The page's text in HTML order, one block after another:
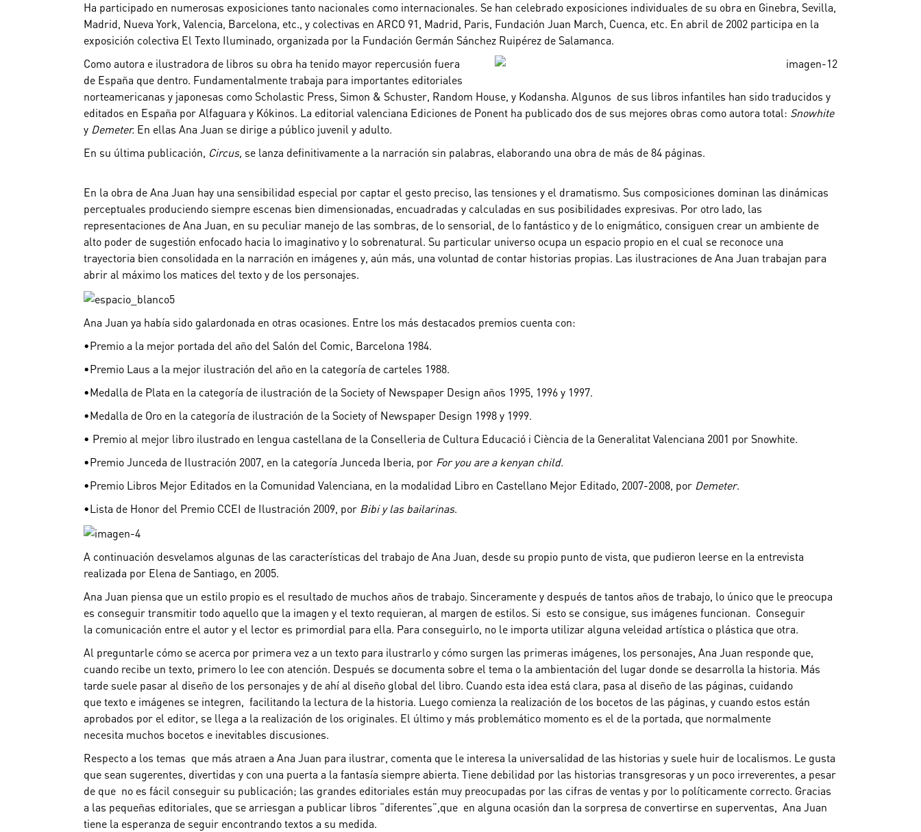
Ha participado en numerosas exposiciones tanto nacionales como internacionales. Se han celebrado exposiciones individuales de su obra en Ginebra, Sevilla,
Madrid, Nueva York, Valencia, Barcelona, etc., y colectivas en ARCO 91, Madrid, Paris, Fundación Juan March, Cuenca, etc. En abril de 2002 participa en la
exposición colectiva El Texto Iluminado, organizada por la Fundación Germán Sánchez Ruipérez de Salamanca.
Como autora e ilustradora de libros su obra ha tenido mayor repercusión fuera
de España que dentro. Fundamentalmente trabaja para importantes editoriales
norteamericanas y japonesas como Scholastic Press, Simon & Schuster, Random House, y Kodansha. Algunos de sus libros infantiles han sido traducidos y
editados en España por Alfaguara y Kókinos. La editorial valenciana Ediciones de Ponent ha publicado dos de sus mejores obras como autora total: Snowhite
y Demeter. En ellas Ana Juan se dirige a público juvenil y adulto.
En su última publicación, Circus, se lanza definitivamente a la narración sin palabras, elaborando una obra de más de 84 páginas.
En la obra de Ana Juan hay una sensibilidad especial por captar el gesto preciso, las tensiones y el dramatismo. Sus composiciones dominan las dinámicas
perceptuales produciendo siempre escenas bien dimensionadas, encuadradas y calculadas en sus posibilidades expresivas. Por otro lado, las
representaciones de Ana Juan, en su peculiar manejo de las sombras, de lo sensorial, de lo fantástico y de lo enigmático, consiguen crear un ambiente de
alto poder de sugestión enfocado hacia lo imaginativo y lo sobrenatural. Su particular universo ocupa un espacio propio en el cual se reconoce una
trayectoria bien consolidada en la narración en imágenes y, aún más, una voluntad de contar historias propias. Las ilustraciones de Ana Juan trabajan para
abrir al máximo los matices del texto y de los personajes.
Ana Juan ya había sido galardonada en otras ocasiones. Entre los más destacados premios cuenta con:
•Premio a la mejor portada del año del Salón del Comic, Barcelona 1984.
•Premio Laus a la mejor ilustración del año en la categoría de carteles 1988.
•Medalla de Plata en la categoría de ilustración de la Society of Newspaper Design años 1995, 1996 y 1997.
•Medalla de Oro en la categoría de ilustración de la Society of Newspaper Design 1998 y 1999.
• Premio al mejor libro ilustrado en lengua castellana de la Conselleria de Cultura Educació i Ciència de la Generalitat Valenciana 2001 por Snowhite.
•Premio Junceda de Ilustración 2007, en la categoría Junceda Iberia, por For you are a kenyan child.
•Premio Libros Mejor Editados en la Comunidad Valenciana, en la modalidad Libro en Castellano Mejor Editado, 2007-2008, por Demeter.
•Lista de Honor del Premio CCEI de Ilustración 2009, por Bibi y las bailarinas.
A continuación desvelamos algunas de las características del trabajo de Ana Juan, desde su propio punto de vista, que pudieron leerse en la entrevista
realizada por Elena de Santiago, en 2005.
Ana Juan piensa que un estilo propio es el resultado de muchos años de trabajo. Sinceramente y después de tantos años de trabajo, lo único que le preocupa
es conseguir transmitir todo aquello que la imagen y el texto requieran, al margen de estilos. Si esto se consigue, sus imágenes funcionan. Conseguir
la comunicación entre el autor y el lector es primordial para ella. Para conseguirlo, no le importa utilizar alguna veleidad artística o plástica que otra.
Al preguntarle cómo se acerca por primera vez a un texto para ilustrarlo y cómo surgen las primeras imágenes, los personajes, Ana Juan responde que,
cuando recibe un texto, primero lo lee con atención. Después se documenta sobre el tema o la ambientación del lugar donde se desarrolla la historia. Más
tarde suele pasar al diseño de los personajes y de ahí al diseño global del libro. Cuando esta idea está clara, pasa al diseño de las páginas, cuidando
que texto e imágenes se integren, facilitando la lectura de la historia. Luego comienza la realización de los bocetos de las páginas, y cuando estos están
aprobados por el editor, se llega a la realización de los originales. El último y más problemático momento es el de la portada, que normalmente
necesita muchos bocetos e inevitables discusiones.
Respecto a los temas que más atraen a Ana Juan para ilustrar, comenta que le interesa la universalidad de las historias y suele huir de localismos. Le gusta
que sean sugerentes, divertidas y con una puerta a la fantasía siempre abierta. Tiene debilidad por las historias transgresoras y un poco irreverentes, a pesar
de que no es fácil conseguir su publicación; las grandes editoriales están muy preocupadas por las cifras de ventas y por lo políticamente correcto. Gracias
a las pequeñas editoriales, que se arriesgan a publicar libros “diferentes”,que en alguna ocasión dan la sorpresa de convertirse en superventas, Ana Juan
tiene la esperanza de seguir encontrando textos a su medida.